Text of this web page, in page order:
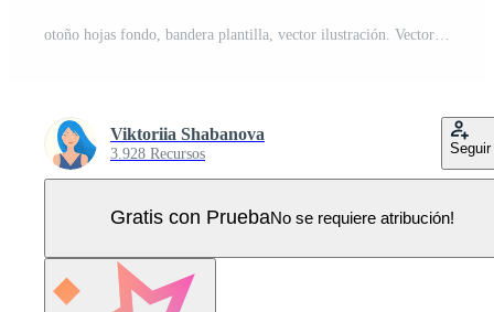
Viktoriia Shabanova
3.928 Recursos Seguir
Gratis con PruebaNo se requiere atribución!